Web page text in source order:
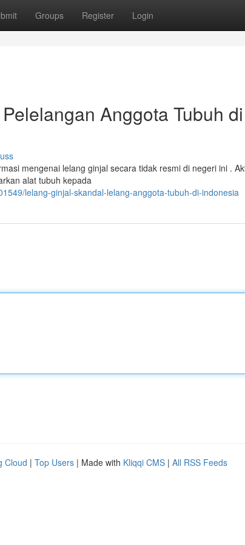
Groups Register Login
Anggota Tubuh
mengenai lelang ginjal secara tidak resmi di negeri ini .
alat tubuh kepada
lelang-ginjal-skandal-lelang-anggota-tubuh-di-indonesia
Cloud | Top Users | Made with Kliqqi CMS | All RSS Feeds